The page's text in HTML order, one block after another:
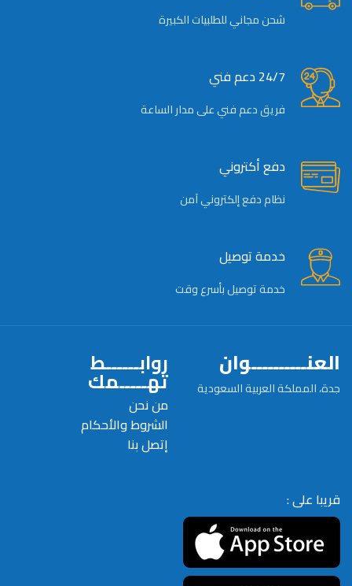
شحن مجاني للطلبيات الكبيرة
24/7 دعم فني
فريق دعم فني على مدار الساعة
دفع أكتروني
نظام دفع إلكتروني آمن
خدمة توصيل
خدمة توصيل بأسرع وقت
العنــــــــــوان
جدة، المملكة العربية السعودية
روابــــــط
تهـــــمك
من نحن
الشروط والأحكام
إتصل بنا
قريبا على :